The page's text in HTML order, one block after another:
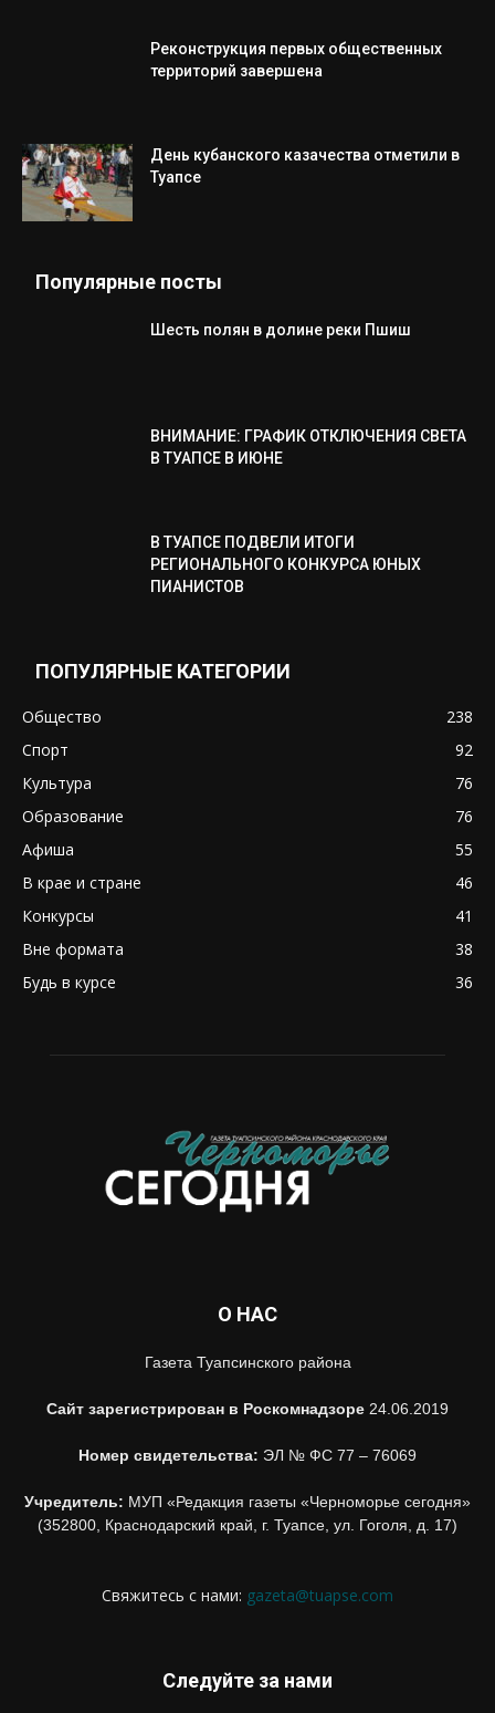
Реконструкция первых общественных
территорий завершена
День кубанского казачества отметили в
Туапсе
Популярные посты
Шесть полян в долине реки Пшиш
ВНИМАНИЕ: ГРАФИК ОТКЛЮЧЕНИЯ СВЕТА
В ТУАПСЕ В ИЮНЕ
В ТУАПСЕ ПОДВЕЛИ ИТОГИ
РЕГИОНАЛЬНОГО КОНКУРСА ЮНЫХ
ПИАНИСТОВ
ПОПУЛЯРНЫЕ КАТЕГОРИИ
Общество
238
Спорт
92
Культура
76
Образование
76
Афиша
55
В крае и стране
46
Конкурсы
41
Вне формата
38
Будь в курсе
36
О НАС
Газета Туапсинского района
Сайт зарегистрирован в Роскомнадзоре 24.06.2019
Номер свидетельства: ЭЛ № ФС 77 – 76069
Учредитель: МУП «Редакция газеты «Черноморье сегодня»
(352800, Краснодарский край, г. Туапсе, ул. Гоголя, д. 17)
Свяжитесь с нами: gazeta@tuapse.com
Следуйте за нами